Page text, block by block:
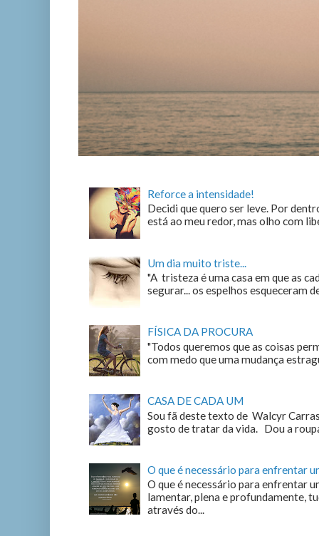
Reforce a intensidade!
Decidi que quero ser leve. Por
está ao meu redor, mas olho com
Um dia muito triste...
"A tristeza é uma casa em que as
segurar... os espelhos esqueceram
FÍSICA DA PROCURA
"Todos queremos que as coisas
com medo que uma mudança
CASA DE CADA UM
Sou fã deste texto de Walcyr
gosto de tratar da vida. Dou a
O que é necessário para enfrentar
O que é necessário para enfrentar
lamentar, plena e profundamente,
através do...